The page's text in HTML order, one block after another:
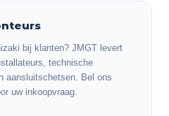
bij klanten? JMGT levert
technische
aansluitschetsen. Bel ons
uw inkoopvraag.